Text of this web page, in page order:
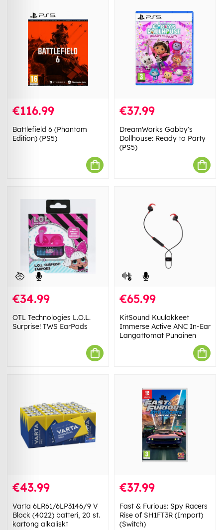
€116.99
Battlefield 6 (Phantom
Edition) (PS5)
€37.99
DreamWorks Gabby's
Dollhouse: Ready to Party
(PS5)
€34.99
OTL Technologies L.O.L.
Surprise! TWS EarPods
€65.99
KitSound Kuulokkeet
Immerse Active ANC In-Ear
Langattomat Punainen
€43.99
Varta 6LR61/6LP3146/9 V
Block (4022) batteri, 20 st.
kartong alkaliskt
€37.99
Fast & Furious: Spy Racers
Rise of SH1FT3R (Import)
(Switch)